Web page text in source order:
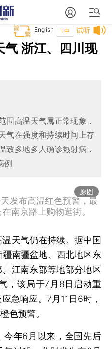
试听
T中
English
气 浙江、四川现
围高温天气属正常现象，
气在强度和持续时间上存
致多地多人确诊热射病，
例
原图
发布高温红色预警，最
南京路上购物逛街。
温天气仍在持续。据中国
南疆盆地、西北地区东
江南东部等地部分地区
，该局于7月8日启动重
急响应。7月11日6时，
色预警。
年6月以来，全国先后